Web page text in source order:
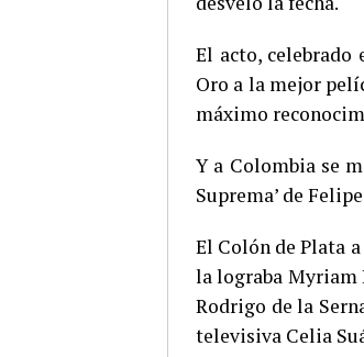
El acto, celebrado
Oro a la mejor
máximo
Y a Colombia se
Suprema’ de
El Colón de Plata
la lograba Myriam
Rodrigo de la
televisiva Celia